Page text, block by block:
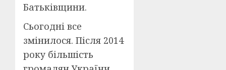
Батьківщини.
Сьогодні все
змінилося. Після 2014
року більшість